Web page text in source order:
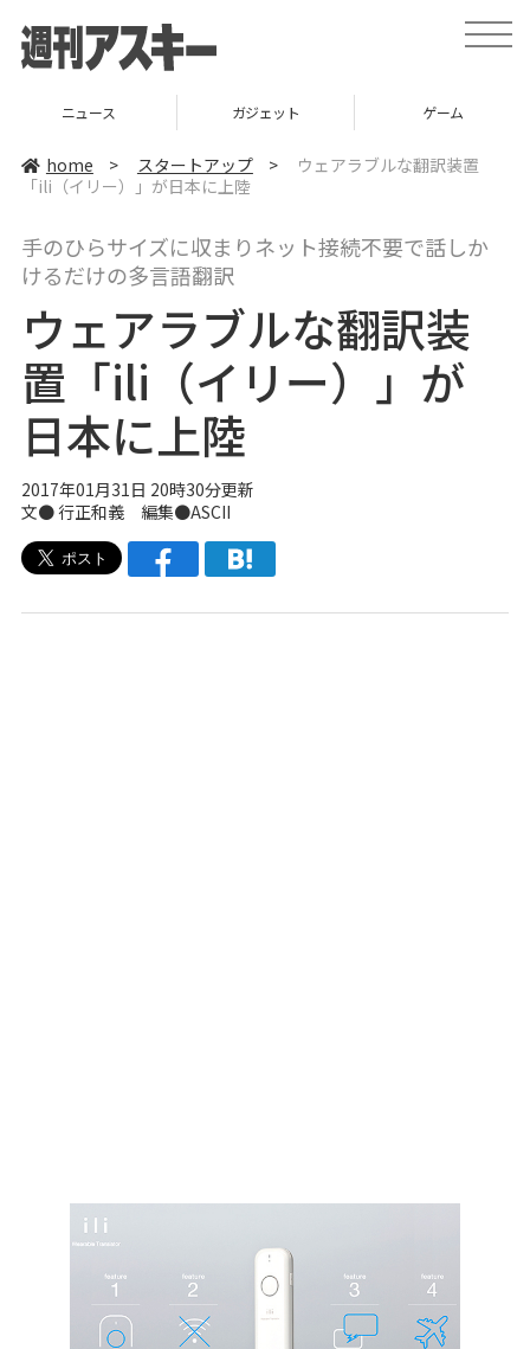
t
o
t
ニュース ガジェット ゲーム
home > スタートアップ >
ウェアラブルな翻訳装置
「ili（イリー）」が日本に上陸
手のひらサイズに収まりネット接続不要で話しか
けるだけの多言語翻訳
ウェアラブルな翻訳装
置「ili（イリー）」が
日本に上陸
2017年01月31日 20時30分更新
文● 行正和義 編集●ASCII